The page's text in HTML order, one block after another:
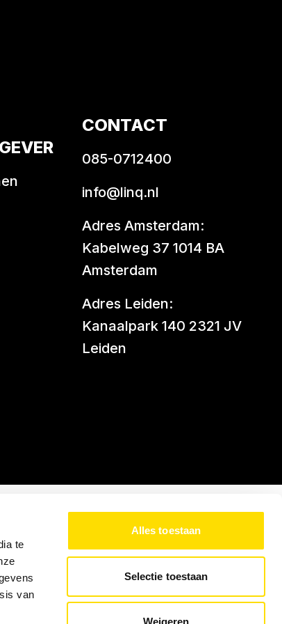
te
van
Alles toestaan
Selectie toestaan
Weigeren
CONTACT
085-0712400
info@linq.nl
Adres Amsterdam:
Kabelweg 37 1014 BA
Amsterdam
Adres Leiden:
Kanaalpark 140 2321 JV
Leiden